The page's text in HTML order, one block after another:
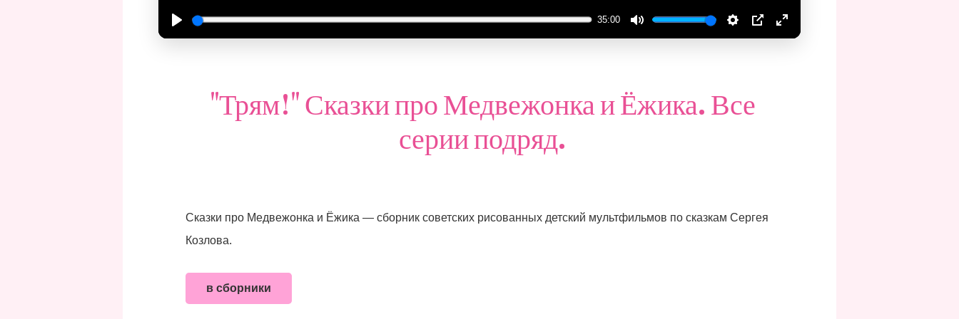
Play
35:00
Mute Settings
PIP Enter
"Трям!" Сказки про Медвежонка и Ёжика. Все
серии подряд.
Сказки про Медвежонка и Ёжика — сборник советских рисованных детский мультфильмов по сказкам Сергея
Козлова.
в сборники